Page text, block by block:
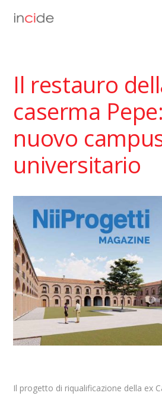
Il restauro
caserma
nuovo
universitario
Il progetto di riqualificazione della ex